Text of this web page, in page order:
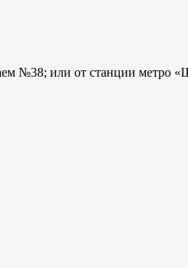
№38; или от станции метро